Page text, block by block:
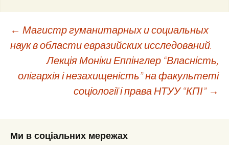
Post
navigation
← Магистр гуманитарных и социальных
наук в области евразийских исследований.
Лекція Моніки Еппінглер “Власність,
олігархія і незахищеність” на факультеті
соціології і права НТУУ “КПІ” →
Ми в соціальних мережах